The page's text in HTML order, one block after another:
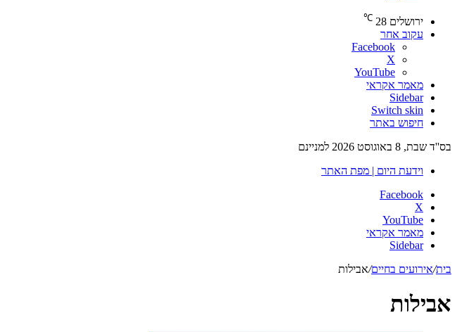
ירושלים 28
℃
עקוב אחר
Facebook
X
YouTube
מאמר אקראי
Sidebar
Switch skin
חיפוש באתר
בס''ד שבת, 8 באוגוסט 2026 למניינם
וידעת היום | מפת האתר
Facebook
X
YouTube
מאמר אקראי
Sidebar
בית/אירועים בחיים/אבילות
אבילות